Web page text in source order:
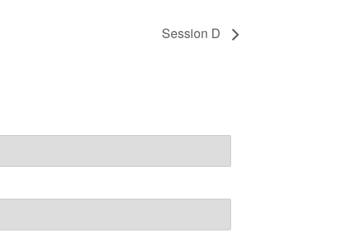
Session D